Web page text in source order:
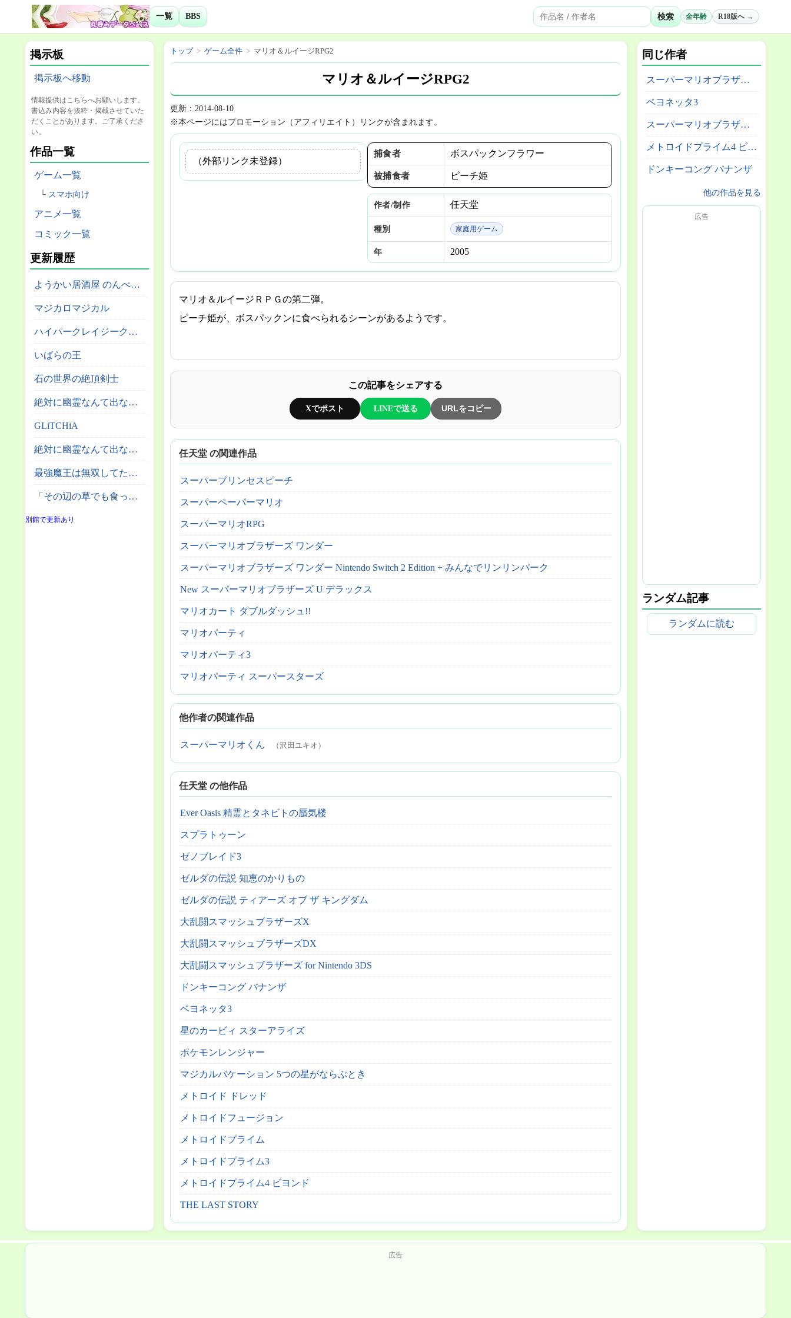
一覧 BBS 検索 全年齢 R18版へ →
掲示板
掲示板へ移動
情報提供はこちらへお願いします。
書込み内容を抜粋・掲載させていた
だくことがあります。ご了承くださ
い。
作品一覧
ゲーム一覧
スマホ向け
アニメ一覧
コミック一覧
更新履歴
ようかい居酒屋 のんべれケ。
マジカロマジカル
ハイパークレイジークライマー
いばらの王
石の世界の絶頂剣士
絶対に幽霊なんて出ないサーカス団
GLiTCHiA
絶対に幽霊なんて出ない高層エレベーター
最強魔王は無双してたのに ～女体化解除のカギは人助けの旅でした～
「その辺の草でも食っとけ」と追放された無能スキル【植物食い】持ち転生者、エルフの里で幻の植物を食べて無双する
別館で更新あり
トップ ゲーム全件 マリオ＆ルイージRPG2
マリオ＆ルイージRPG2
更新：2014-08-10
※本ページにはプロモーション（アフィリエイト）リンクが含まれます。
（外部リンク未登録）
捕食者 ボスパックンフラワー
被捕食者 ピーチ姫
作者/制作 任天堂
種別 家庭用ゲーム
年 2005
マリオ＆ルイージＲＰＧの第二弾。
ピーチ姫が、ボスパックンに食べられるシーンがあるようです。
この記事をシェアする
Xでポスト LINEで送る URLをコピー
任天堂 の関連作品
スーパープリンセスピーチ
スーパーペーパーマリオ
スーパーマリオRPG
スーパーマリオブラザーズ ワンダー
スーパーマリオブラザーズ ワンダー Nintendo Switch 2 Edition + みんなでリンリンパーク
New スーパーマリオブラザーズ U デラックス
マリオカート ダブルダッシュ!!
マリオパーティ
マリオパーティ3
マリオパーティ スーパースターズ
他作者の関連作品
スーパーマリオくん （沢田ユキオ）
任天堂 の他作品
Ever Oasis 精霊とタネビトの蜃気楼
スプラトゥーン
ゼノブレイド3
ゼルダの伝説 知恵のかりもの
ゼルダの伝説 ティアーズ オブ ザ キングダム
大乱闘スマッシュブラザーズX
大乱闘スマッシュブラザーズDX
大乱闘スマッシュブラザーズ for Nintendo 3DS
ドンキーコング バナンザ
ベヨネッタ3
星のカービィ スターアライズ
ポケモンレンジャー
マジカルバケーション 5つの星がならぶとき
メトロイド ドレッド
メトロイドフュージョン
メトロイドプライム
メトロイドプライム3
メトロイドプライム4 ビヨンド
THE LAST STORY
同じ作者
スーパーマリオブラザーズ ワンダー Nintendo Switch 2 Edition + みんなでリンリンパーク
ベヨネッタ3
スーパーマリオブラザーズ ワンダー
メトロイドプライム4 ビヨンド
ドンキーコング バナンザ
他の作品を見る
広告
ランダム記事
ランダムに読む
広告